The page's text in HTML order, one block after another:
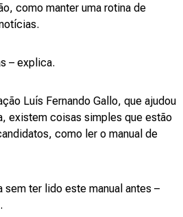
como manter uma rotina de
– explica.
Luís Fernando Gallo, que ajudou
existem coisas simples que estão
como ler o manual de
sem ter lido este manual antes –